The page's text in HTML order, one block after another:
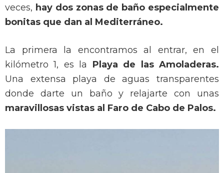
veces, hay dos zonas de baño especialmente
bonitas que dan al Mediterráneo.
La primera la encontramos al entrar, en el
kilómetro 1, es la Playa de las Amoladeras.
Una extensa playa de aguas transparentes
donde darte un baño y relajarte con unas
maravillosas vistas al Faro de Cabo de Palos.